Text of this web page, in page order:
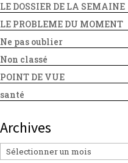
LE DOSSIER DE LA SEMAINE
LE PROBLEME DU MOMENT
Ne pas oublier
Non classé
POINT DE VUE
santé
Archives
Archives